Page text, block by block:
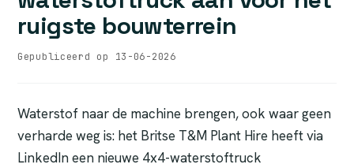
ruigste bouwterrein
Gepubliceerd op 13-06-2026
Waterstof naar de machine brengen, ook waar geen
verharde weg is: het Britse T&M Plant Hire heeft via
LinkedIn een nieuwe 4x4-waterstoftruck